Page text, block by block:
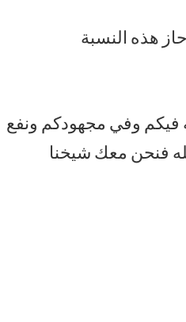
هذه النسبة
فيكم وفي مجهودكم ونفع
فنحن معك شيخنا